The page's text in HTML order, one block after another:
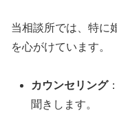
当相談所では、特に
を心がけています。
カウンセリング
聞きします。